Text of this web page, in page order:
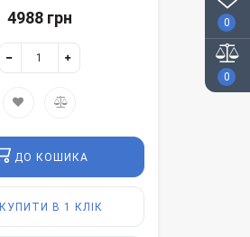
0
0
4988 грн
ДО КОШИКА
КУПИТИ В 1 КЛІК